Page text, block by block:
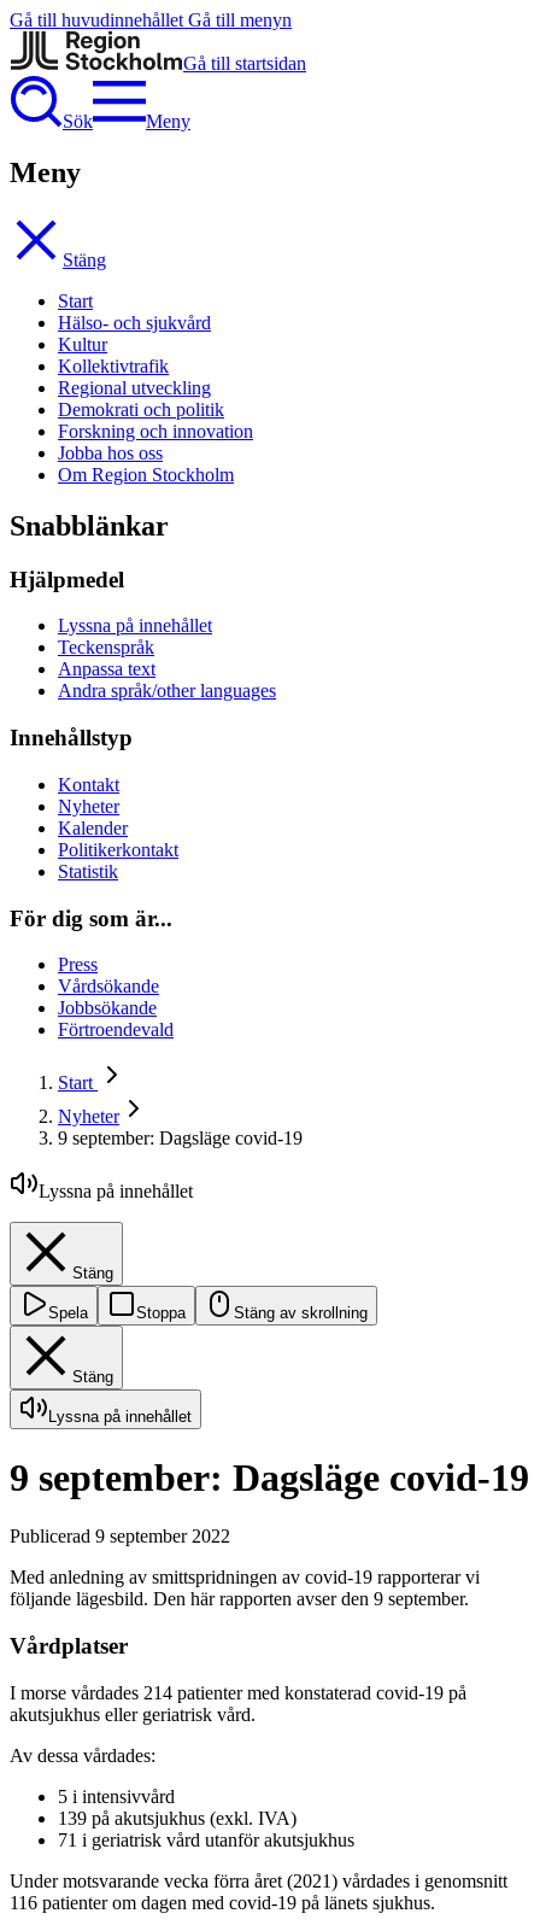
Gå till huvudinnehållet Gå till menyn
Gå till startsidan
Sök Meny
Meny
Stäng
Start
Hälso- och sjukvård
Kultur
Kollektivtrafik
Regional utveckling
Demokrati och politik
Forskning och innovation
Jobba hos oss
Om Region Stockholm
Snabblänkar
Hjälpmedel
Lyssna på innehållet
Teckenspråk
Anpassa text
Andra språk/other languages
Innehållstyp
Kontakt
Nyheter
Kalender
Politikerkontakt
Statistik
För dig som är...
Press
Vårdsökande
Jobbsökande
Förtroendevald
Start
Nyheter
9 september: Dagsläge covid-19
Lyssna på innehållet
Stäng
Spela Stoppa Stäng av skrollning
Stäng
Lyssna på innehållet
9 september: Dagsläge covid-19
Publicerad 9 september 2022
Med anledning av smittspridningen av covid-19 rapporterar vi
följande lägesbild. Den här rapporten avser den 9 september.
Vårdplatser
I morse vårdades 214 patienter med konstaterad covid-19 på
akutsjukhus eller geriatrisk vård.
Av dessa vårdades:
5 i intensivvård
139 på akutsjukhus (exkl. IVA)
71 i geriatrisk vård utanför akutsjukhus
Under motsvarande vecka förra året (2021) vårdades i genomsnitt
116 patienter om dagen med covid-19 på länets sjukhus.